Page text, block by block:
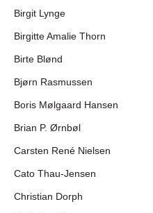
Birgit Lynge
Birgitte Amalie Thorn
Birte Blønd
Bjørn Rasmussen
Boris Mølgaard Hansen
Brian P. Ørnbøl
Carsten René Nielsen
Cato Thau-Jensen
Christian Dorph